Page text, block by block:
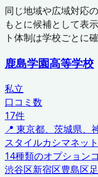
同じ地域や広域対応
もとに候補として表
ト体制は学校ごとに
鹿島学園高等学校
私立
口コミ数
17件
📍 東京都、茨城県、
スタイルカシマネッ
14種類のオプション
渋谷区新宿区豊島区